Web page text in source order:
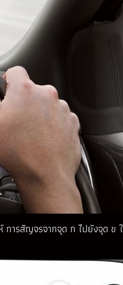
การสัญจรจากจุด ก ไปยังจุด ข